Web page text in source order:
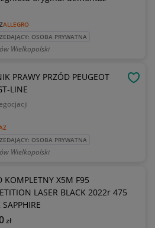
ALLEGRO
OSOBA PRYWATNA
Wielkopolski
PRAWY PRZÓD PEUGEOT
LINE
OSOBA PRYWATNA
Wielkopolski
KOMPLETNY X5M F95
LASER BLACK 2022r 475
SAPPHIRE
zł